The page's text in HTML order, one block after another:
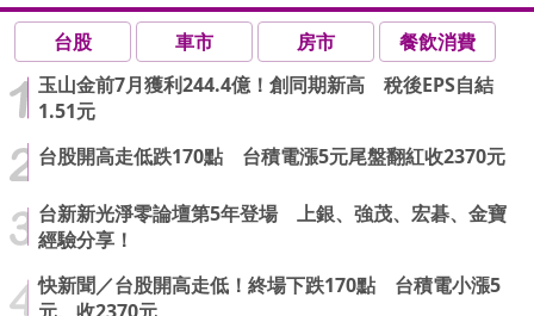
台股 車市 房市
餐飲消費
玉山金前7月獲利244.4億！創同期新高 稅後EPS自結
1.51元
台股開高走低跌170點 台積電漲5元尾盤翻紅收2370元
台新新光淨零論壇第5年登場 上銀、強茂、宏碁、金寶
經驗分享！
快新聞／台股開高走低！終場下跌170點 台積電小漲5